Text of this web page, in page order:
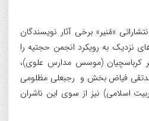
«مُنیر» برخی آثار نویسندگان
نزدیک به رویکرد انجمن حجتیه را
کرباسچیان (موسس مدارس علوی)،
فیاض بخش و رجبعلی مظلومی
اسلامی) نیز از سوی این ناشران